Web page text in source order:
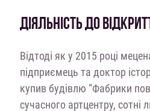
ДІЯЛЬНІСТЬ ДО
Відтоді як у 2015 році
підприємець та доктор
купив будівлю “Фабрики
сучасного артцентру,